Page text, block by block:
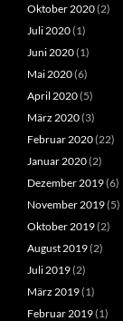
Oktober 2020(2)
Juli 2020(1)
Juni 2020(1)
Mai 2020(6)
April 2020(5)
März 2020(3)
Februar 2020(22)
Januar 2020(2)
Dezember 2019(6)
November 2019(5)
Oktober 2019(2)
August 2019(2)
Juli 2019(2)
März 2019(1)
Februar 2019(1)